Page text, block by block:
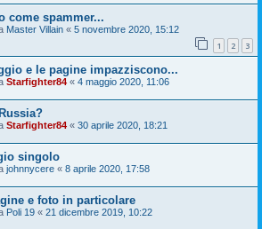
come spammer...
Master Villain « 5 novembre 2020, 15:12
1 2 3
e le pagine impazziscono...
Starfighter84 « 4 maggio 2020, 11:06
Starfighter84 « 30 aprile 2020, 18:21
singolo
johnnycere « 8 aprile 2020, 17:58
e foto in particolare
Poli 19 « 21 dicembre 2019, 10:22